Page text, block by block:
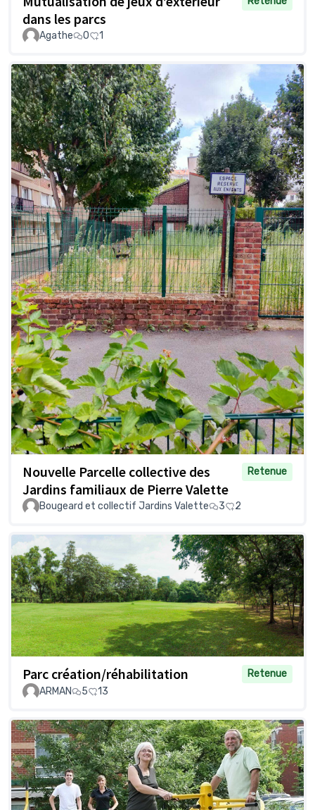
dans les parcs
Agathe 0 1
Nouvelle Parcelle collective des
Jardins familiaux de Pierre Valette
Retenue
Bougeard et collectif Jardins Valette 3 2
Parc création/réhabilitation
Retenue
ARMAN
5 13